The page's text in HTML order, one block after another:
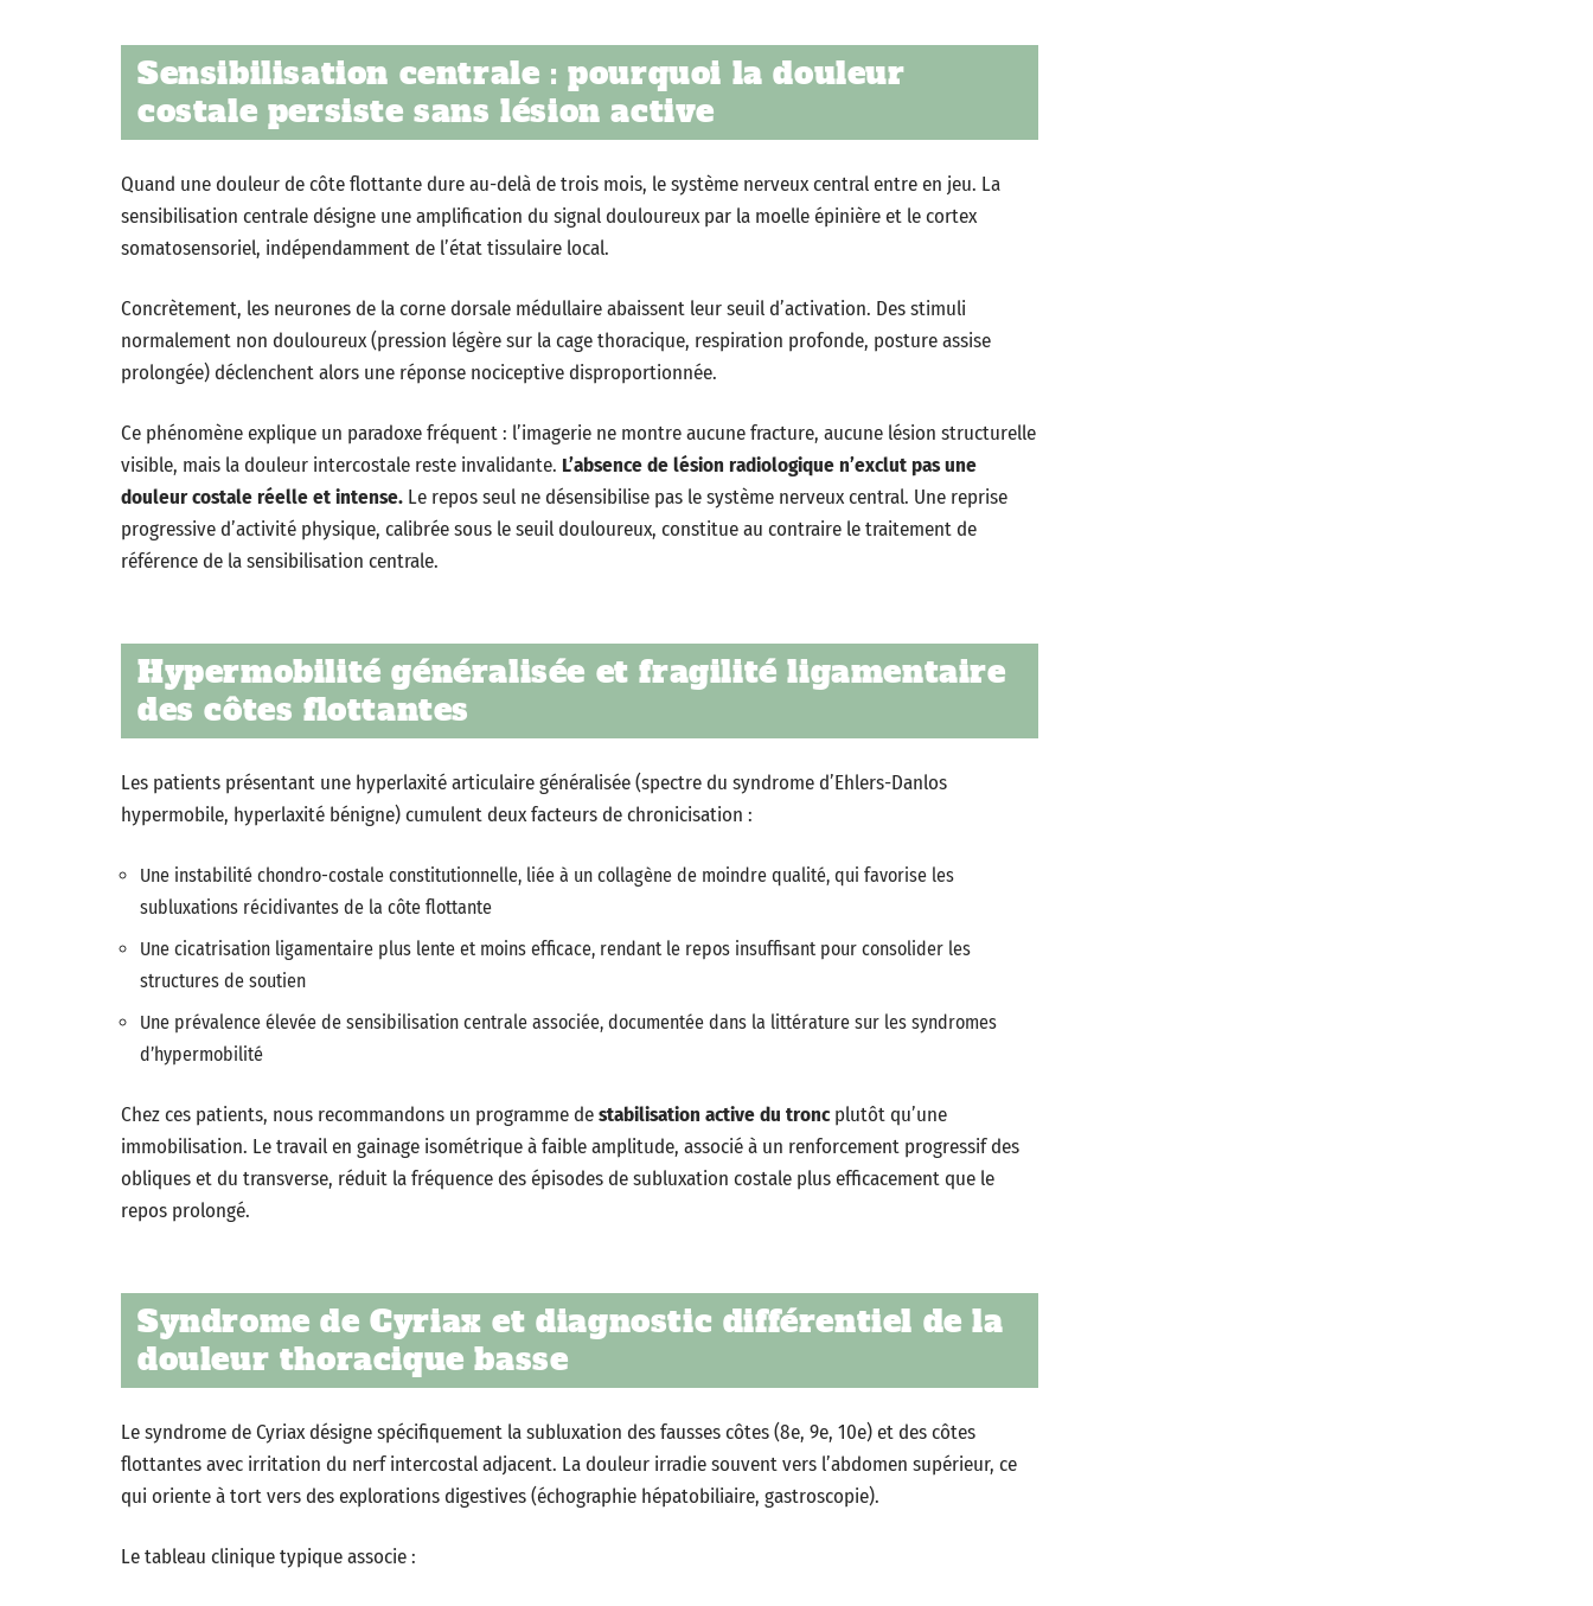
Sensibilisation centrale : pourquoi la douleur
costale persiste sans lésion active
Quand une douleur de côte flottante dure au-delà de trois mois, le système nerveux central entre en jeu. La
sensibilisation centrale désigne une amplification du signal douloureux par la moelle épinière et le cortex
somatosensoriel, indépendamment de l’état tissulaire local.
Concrètement, les neurones de la corne dorsale médullaire abaissent leur seuil d’activation. Des stimuli
normalement non douloureux (pression légère sur la cage thoracique, respiration profonde, posture assise
prolongée) déclenchent alors une réponse nociceptive disproportionnée.
Ce phénomène explique un paradoxe fréquent : l’imagerie ne montre aucune fracture, aucune lésion structurelle
visible, mais la douleur intercostale reste invalidante. L’absence de lésion radiologique n’exclut pas une
douleur costale réelle et intense. Le repos seul ne désensibilise pas le système nerveux central. Une reprise
progressive d’activité physique, calibrée sous le seuil douloureux, constitue au contraire le traitement de
référence de la sensibilisation centrale.
Hypermobilité généralisée et fragilité ligamentaire
des côtes flottantes
Les patients présentant une hyperlaxité articulaire généralisée (spectre du syndrome d’Ehlers-Danlos
hypermobile, hyperlaxité bénigne) cumulent deux facteurs de chronicisation :
Une instabilité chondro-costale constitutionnelle, liée à un collagène de moindre qualité, qui favorise les
subluxations récidivantes de la côte flottante
Une cicatrisation ligamentaire plus lente et moins efficace, rendant le repos insuffisant pour consolider les
structures de soutien
Une prévalence élevée de sensibilisation centrale associée, documentée dans la littérature sur les syndromes
d’hypermobilité
Chez ces patients, nous recommandons un programme destabilisation active du troncplutôt qu’une
immobilisation. Le travail en gainage isométrique à faible amplitude, associé à un renforcement progressif des
obliques et du transverse, réduit la fréquence des épisodes de subluxation costale plus efficacement que le
repos prolongé.
Syndrome de Cyriax et diagnostic différentiel de la
douleur thoracique basse
Le syndrome de Cyriax désigne spécifiquement la subluxation des fausses côtes (8e, 9e, 10e) et des côtes
flottantes avec irritation du nerf intercostal adjacent. La douleur irradie souvent vers l’abdomen supérieur, ce
qui oriente à tort vers des explorations digestives (échographie hépatobiliaire, gastroscopie).
Le tableau clinique typique associe :